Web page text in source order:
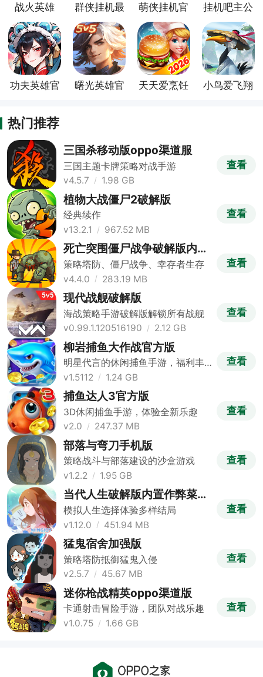
战火英雄
群侠挂机最
萌侠挂机官
挂机吧主公
功夫英雄官
曙光英雄官
天天爱烹饪 小鸟爱飞翔
热门推荐
三国杀移动版oppo渠道服
三国主题卡牌策略对战手游
v4.5.7
1.98 GB
查看
植物大战僵尸2破解版
经典续作
v13.2.1
967.52 MB
查看
死亡突围僵尸战争破解版内置
修改器版
策略塔防、僵尸战争、幸存者生存
v4.4.0
283.19 MB
查看
现代战舰破解版
海战策略手游破解版解锁所有战舰
v0.99.1.120516190
2.12 GB
查看
柳岩捕鱼大作战官方版
明星代言的休闲捕鱼手游，福利丰
富
v1.5112 1.24 GB
查看
捕鱼达人3官方版
3D休闲捕鱼手游，体验全新乐趣
v2.0
247.37 MB
查看
部落与弯刀手机版
策略战斗与部落建设的沙盒游戏
v1.2.2
1.95 GB
查看
当代人生破解版内置作弊菜单
版
模拟人生选择体验多样结局
v1.12.0
451.94 MB
查看
猛鬼宿舍加强版
策略塔防抵御猛鬼入侵
v2.5.7
45.67 MB
查看
迷你枪战精英oppo渠道版
卡通射击冒险手游，团队对战乐趣
v1.0.75
1.66 GB
查看